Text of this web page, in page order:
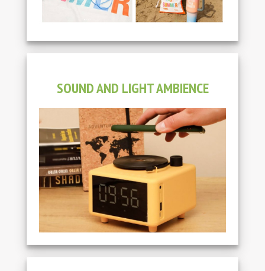
SOUND AND LIGHT AMBIENCE